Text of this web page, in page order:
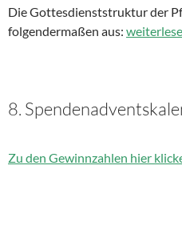
Die Gottesdienststruktur der
folgendermaßen aus:
8.
Zu den Gewinnzahlen hier